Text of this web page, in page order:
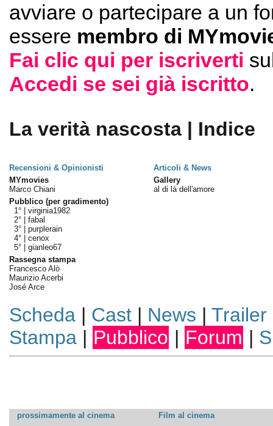
avviare o partecipare a un
essere membro di
Fai clic qui per iscriverti
Accedi se sei già iscritto.
La verità nascosta | Indice
Recensioni & Opinionisti
Articoli & News
MYmovies
Marco Chiani
Pubblico (per gradimento)
1° | virginia1982
2° | fabal
3° | purplerain
4° | cenox
5° | gianleo67
Rassegna stampa
Francesco Alò
Maurizio Acerbi
José Arce
Gallery
al di là dell'amore
Scheda| Cast| News | Trailer
Stampa| Pubblico | Forum |
prossimamente al cinema
Film al cinema